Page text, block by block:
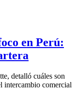
en Perú:
detalló cuáles son
intercambio comercial